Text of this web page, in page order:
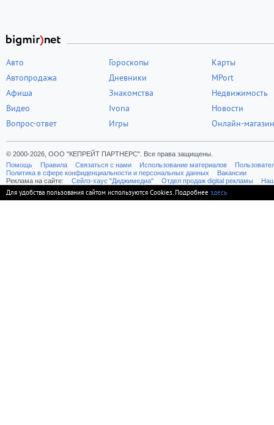
Авто
Автопродажа
Афиша
Видео
Вопрос-ответ
Гороскопы
Дневники
Знакомства
Ivona
Игры
Карты
MPort
Недвижимость
Новости
Онлайн-магазин
© 2000-2026, ООО "КЕПРЕЙТ ПАРТНЕРС". Все права защищены.
Помощь
Правила Связаться с нами Использование материалов
Политика в сфере конфиденциальности и персональных данных
Вакансии
Реклама на сайте:
Cейлз-хаус "Диджимедиа" Отдел продаж digital рекламы
Для удобства пользования сайтом используются Cookies. Подробнее здесь